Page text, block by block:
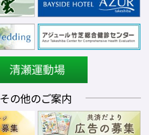
その他のご案内